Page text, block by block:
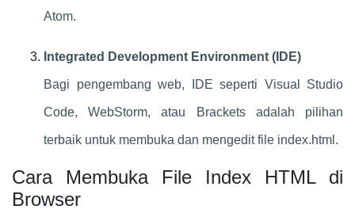
Atom.
Integrated Development Environment (IDE)
Bagi pengembang web, IDE seperti Visual Studio
Code, WebStorm, atau Brackets adalah pilihan
terbaik untuk membuka dan mengedit file index.html.
Cara Membuka File Index HTML di
Browser